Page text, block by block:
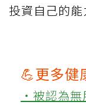
投資自己的能
💪更多健
‧被認為無